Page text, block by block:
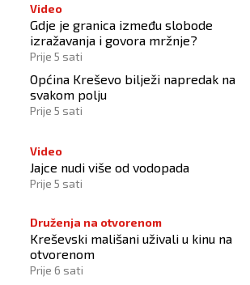
Video
Gdje je granica između slobode
izražavanja i govora mržnje?
Prije 5 sati
Općina Kreševo bilježi napredak na
svakom polju
Prije 5 sati
Video
Jajce nudi više od vodopada
Prije 5 sati
Druženja na otvorenom
Kreševski mališani uživali u kinu na
otvorenom
Prije 6 sati